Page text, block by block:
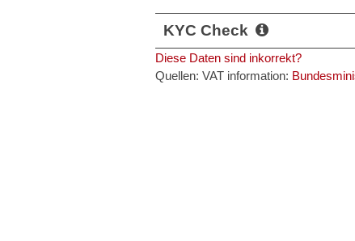
KYC Check
Diese Daten sind inkorrekt?
Quellen: VAT information: